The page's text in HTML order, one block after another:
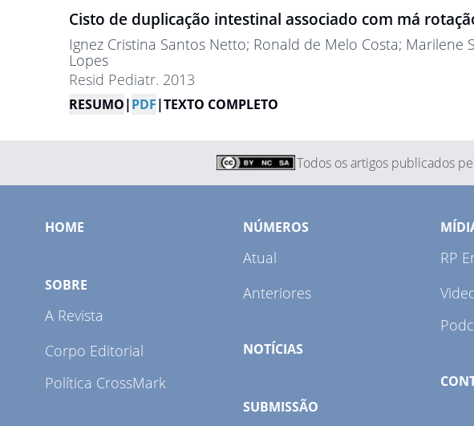
Cisto de duplicação intestinal associado com má
Ignez Cristina Santos Netto; Ronald de Melo Costa; Marilene
Lopes
Resid Pediatr. 2013
RESUMO|PDF|TEXTO COMPLETO
Todos os artigos publicados
HOME
SOBRE
A Revista
Corpo Editorial
Política CrossMark
NÚMEROS
Atual
Anteriores
NOTÍCIAS
SUBMISSÃO
RP